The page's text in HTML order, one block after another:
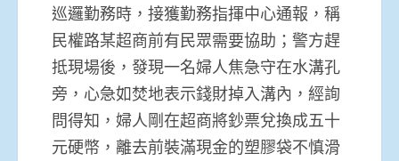
巡邏勤務時，接獲勤務指揮中心通報，稱
民權路某超商前有民眾需要協助；警方趕
抵現場後，發現一名婦人焦急守在水溝孔
旁，心急如焚地表示錢財掉入溝內，經詢
問得知，婦人剛在超商將鈔票兌換成五十
元硬幣，離去前裝滿現金的塑膠袋不慎滑